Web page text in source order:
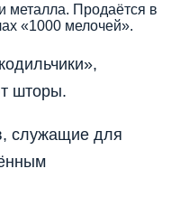
металла. Продаётся в
«1000 мелочей».
шторы.
служащие для